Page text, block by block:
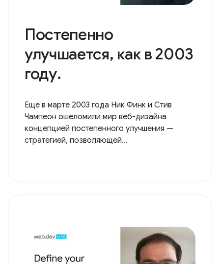
Постепенно
улучшается, как в 2003
году.
Еще в марте 2003 года Ник Финк и Стив
Чампеон ошеломили мир веб-дизайна
концепцией постепенного улучшения —
стратегией, позволяющей...